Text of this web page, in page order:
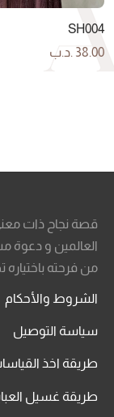
SH004
38.00 .د.ب
قصة نجاح ذات
العالمين و دعوة
من فرحته باختياره
الشروط والأحكام
سياسة التوصيل
طريقة اخذ
طريقة غسيل